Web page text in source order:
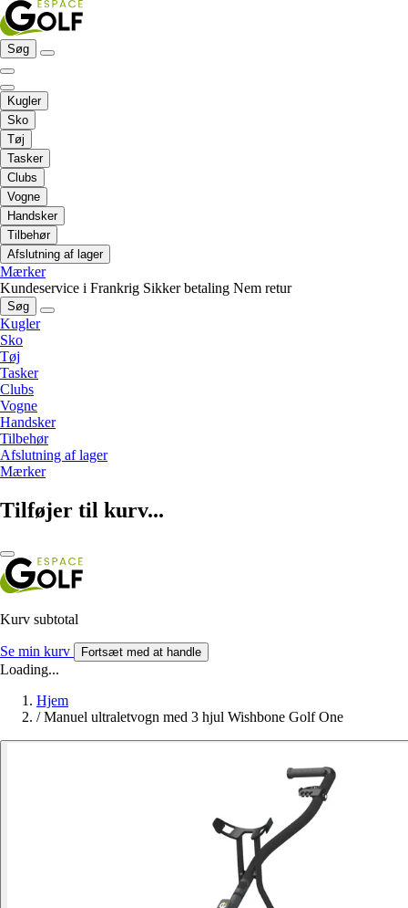
Søg
Kugler
Sko
Tøj
Tasker
Clubs
Vogne
Handsker
Tilbehør
Afslutning af lager
Mærker
Kundeservice i Frankrig Sikker betaling Nem retur
Søg
Kugler
Sko
Tøj
Tasker
Clubs
Vogne
Handsker
Tilbehør
Afslutning af lager
Mærker
Tilføjer til kurv...
Kurv subtotal
Se min kurv Fortsæt med at handle
Loading...
Hjem
/ Manuel ultraletvogn med 3 hjul Wishbone Golf One